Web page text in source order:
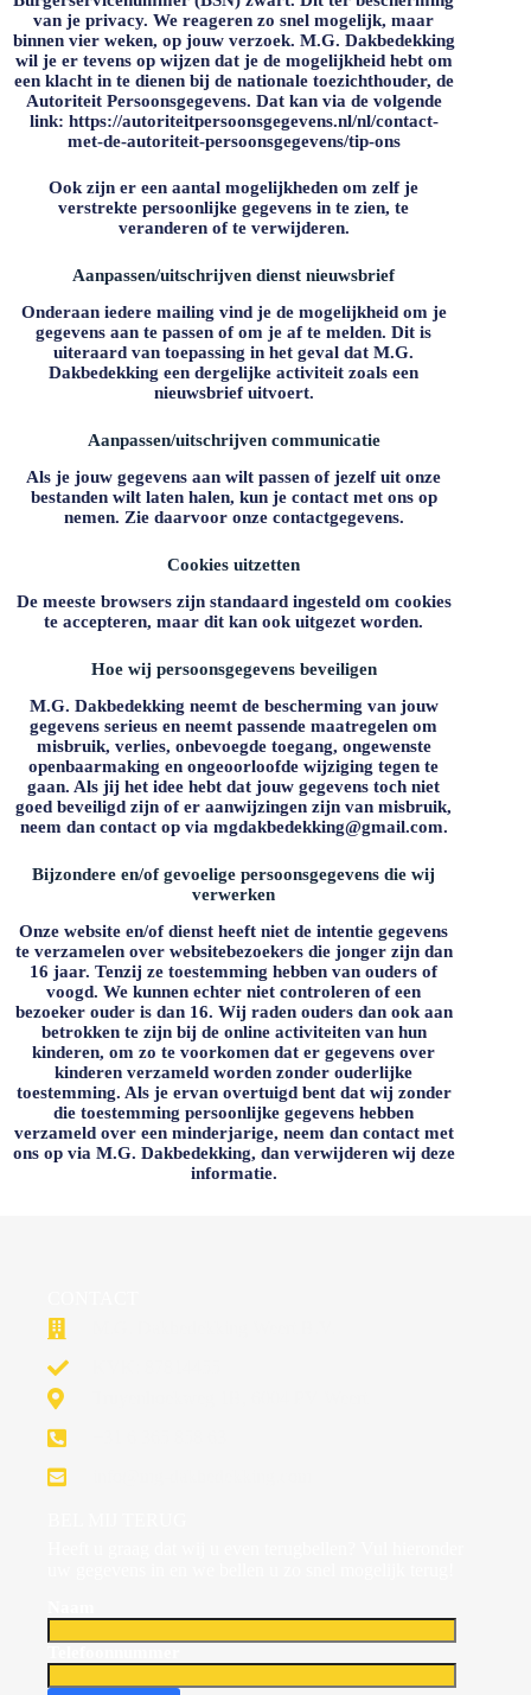
van je privacy. We reageren zo snel mogelijk, maar
binnen vier weken, op jouw verzoek. M.G. Dakbedekking
wil je er tevens op wijzen dat je de mogelijkheid hebt om
een klacht in te dienen bij de nationale toezichthouder, de
Autoriteit Persoonsgegevens. Dat kan via de volgende
link: https://autoriteitpersoonsgegevens.nl/nl/contact-
met-de-autoriteit-persoonsgegevens/tip-ons
Ook zijn er een aantal mogelijkheden om zelf je
verstrekte persoonlijke gegevens in te zien, te
veranderen of te verwijderen.
Aanpassen/uitschrijven dienst nieuwsbrief
Onderaan iedere mailing vind je de mogelijkheid om je
gegevens aan te passen of om je af te melden. Dit is
uiteraard van toepassing in het geval datM.G.
Dakbedekking een dergelijke activiteit zoals een
nieuwsbrief uitvoert.
Aanpassen/uitschrijven communicatie
Als je jouw gegevens aan wilt passen of jezelf uit onze
bestanden wilt laten halen, kun je contact met ons op
nemen. Zie daarvoor onze contactgegevens.
Cookies uitzetten
De meeste browsers zijn standaard ingesteld om cookies
te accepteren, maar dit kan ook uitgezet worden.
Hoe wij persoonsgegevens beveiligen
M.G. Dakbedekking neemt de bescherming van jouw
gegevens serieus en neemt passende maatregelen om
misbruik, verlies, onbevoegde toegang, ongewenste
openbaarmaking en ongeoorloofde wijziging tegen te
gaan. Als jij het idee hebt dat jouw gegevens toch niet
goed beveiligd zijn of er aanwijzingen zijn van misbruik,
neem dan contact op via mgdakbedekking@gmail.com.
Bijzondere en/of gevoelige persoonsgegevens die wij
verwerken
Onze website en/of dienst heeft niet de intentie gegevens
te verzamelen over websitebezoekers die jonger zijn dan
16 jaar. Tenzij ze toestemming hebben van ouders of
voogd. We kunnen echter niet controleren of een
bezoeker ouder is dan 16. Wij raden ouders dan ook aan
betrokken te zijn bij de online activiteiten van hun
kinderen, om zo te voorkomen dat er gegevens over
kinderen verzameld worden zonder ouderlijke
toestemming. Als je ervan overtuigd bent dat wij zonder
die toestemming persoonlijke gegevens hebben
verzameld over een minderjarige, neem dan contact met
ons op via M.G. Dakbedekking, dan verwijderen wij deze
informatie.